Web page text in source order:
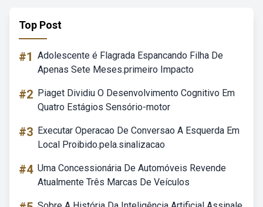
Top Post
#1 Adolescente é Flagrada Espancando Filha De
Apenas Sete Meses.primeiro Impacto
#2 Piaget Dividiu O Desenvolvimento Cognitivo Em
Quatro Estágios Sensório-motor
#3 Executar Operacao De Conversao A Esquerda Em
Local Proibido.pela.sinalizacao
#4 Uma Concessionária De Automóveis Revende
Atualmente Três Marcas De Veículos